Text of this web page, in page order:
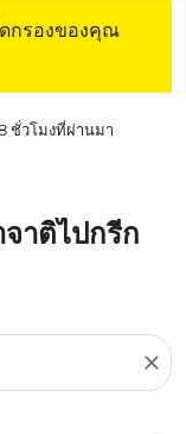
กรองของคุณ
ชั่วโมงที่ผ่านมา
าติไปกรีก
close